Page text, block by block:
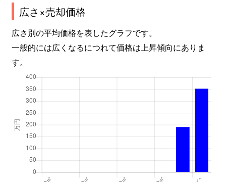
広さ×売却価格
広さ別の平均価格を表したグラフです。
一般的には広くなるにつれて価格は上昇傾向にありま
す。